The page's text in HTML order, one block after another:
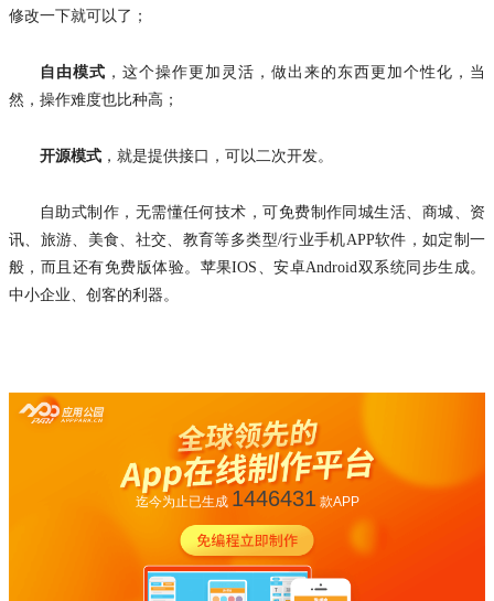
修改一下就可以了；
自由模式 ，这个操作更加灵活，做出来的东西更加个性化，当
然，操作难度也比种高；
开源模式 ，就是提供接口，可以二次开发。
自助式制作，无需懂任何技术，可免费制作同城生活、商城、资
讯、旅游、美食、社交、教育等多类型/行业手机APP软件，如定制一
般 ， 而且还有免费版体验。苹果IOS、安卓Android双系统同步生成。
中小企业、创客的利器。
迄今为止已生成 1446431款APP